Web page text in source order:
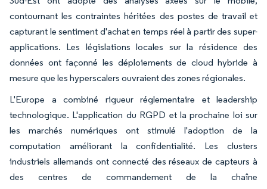
contournant les contraintes héritées des postes de travail et
capturant le sentiment d'achat en temps réel à partir des super-
applications. Les législations locales sur la résidence des
données ont façonné les déploiements de cloud hybride à
mesure que les hyperscalers ouvraient des zones régionales.
L'Europe a combiné rigueur réglementaire et leadership
technologique. L'application du RGPD et la prochaine loi sur
les marchés numériques ont stimulé l'adoption de la
computation améliorant la confidentialité. Les clusters
industriels allemands ont connecté des réseaux de capteurs à
des centres de commandement de la chaîne